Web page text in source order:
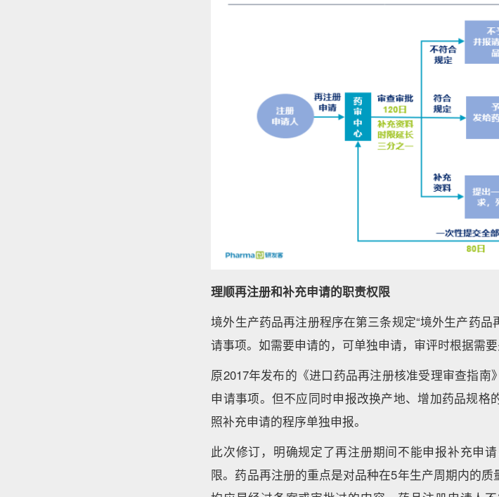
理顺再注册和补充申请的职责权限
境外生产药品再注册程序在第三条规定“境外生产药
请事项。如需要申请的，可单独申请，审评时根据需
原2017年发布的《进口药品再注册核准受理审查指
申请事项。但不应同时申报改换产地、增加药品规
照补充申请的程序单独申报。
此次修订，明确规定了再注册期间不能申报补充申
限。药品再注册的重点是对品种在5年生产周期内的